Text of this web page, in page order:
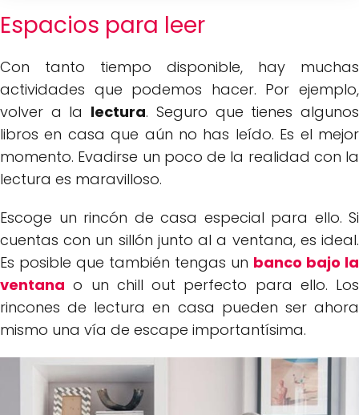
Espacios para leer
Con tanto tiempo disponible, hay muchas
actividades que podemos hacer. Por ejemplo,
volver a la lectura. Seguro que tienes algunos
libros en casa que aún no has leído. Es el mejor
momento. Evadirse un poco de la realidad con la
lectura es maravilloso.
Escoge un rincón de casa especial para ello. Si
cuentas con un sillón junto al a ventana, es ideal.
Es posible que también tengas un banco bajo la
ventana o un chill out perfecto para ello. Los
rincones de lectura en casa pueden ser ahora
mismo una vía de escape importantísima.